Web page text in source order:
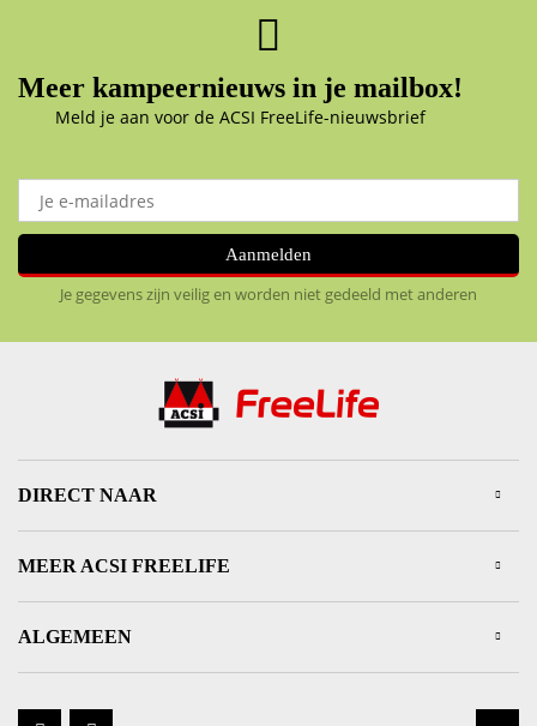
Meer kampeernieuws in je mailbox!
Meld je aan voor de ACSI FreeLife-nieuwsbrief
Aanmelden
Je gegevens zijn veilig en worden niet gedeeld met anderen
DIRECT NAAR
MEER ACSI FREELIFE
ALGEMEEN